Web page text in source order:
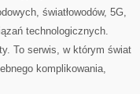
światłowodów, 5G,
technologicznych.
To serwis, w którym świat
komplikowania,